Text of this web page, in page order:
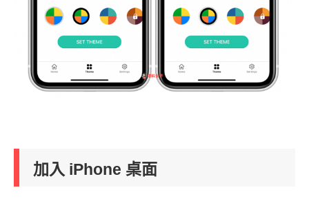
加入 iPhone 桌面